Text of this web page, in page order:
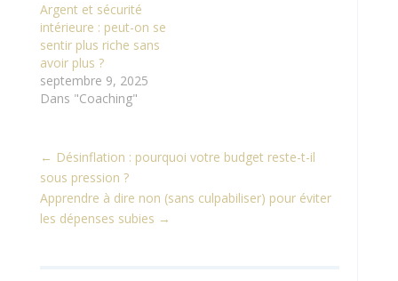
Argent et sécurité
intérieure : peut-on se
sentir plus riche sans
avoir plus ?
septembre 9, 2025
Dans "Coaching"
← Désinflation : pourquoi votre budget reste-t-il
sous pression ?
Apprendre à dire non (sans culpabiliser) pour éviter
les dépenses subies →